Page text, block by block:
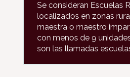
Se consideran Escuelas
localizados en zonas
maestra o maestro
con menos de 9
son las llamadas